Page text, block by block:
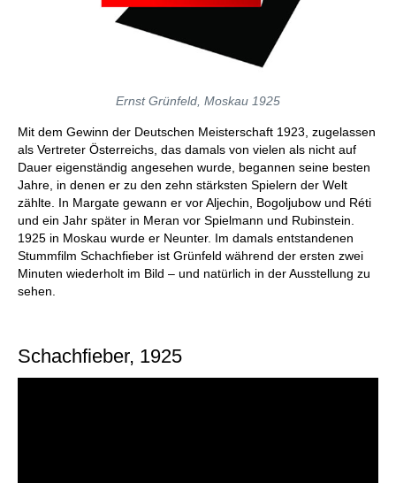
Ernst Grünfeld, Moskau 1925
Mit dem Gewinn der Deutschen Meisterschaft 1923, zugelassen
als Vertreter Österreichs, das damals von vielen als nicht auf
Dauer eigenständig angesehen wurde, begannen seine besten
Jahre, in denen er zu den zehn stärksten Spielern der Welt
zählte. In Margate gewann er vor Aljechin, Bogoljubow und Réti
und ein Jahr später in Meran vor Spielmann und Rubinstein.
1925 in Moskau wurde er Neunter. Im damals entstandenen
Stummfilm Schachfieber ist Grünfeld während der ersten zwei
Minuten wiederholt im Bild – und natürlich in der Ausstellung zu
sehen.
Schachfieber, 1925